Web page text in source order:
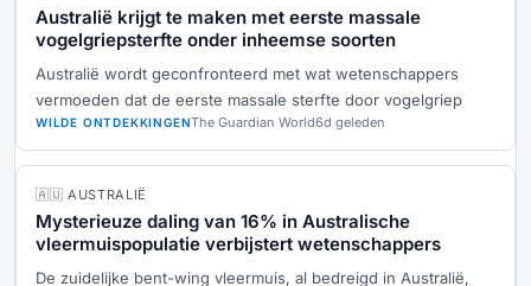
Australië krijgt te maken met eerste massale
vogelgriepsterfte onder inheemse soorten
Australië wordt geconfronteerd met wat wetenschappers
vermoeden dat de eerste massale sterfte door vogelgriep
WILDE ONTDEKKINGENThe Guardian World6d geleden
🇦🇺 AUSTRALIË
Mysterieuze daling van 16% in Australische
vleermuispopulatie verbijstert wetenschappers
De zuidelijke bent-wing vleermuis, al bedreigd in Australië,